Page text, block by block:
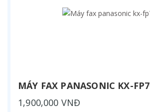
MÁY FAX PANASONIC KX-
1,900,000 VNĐ